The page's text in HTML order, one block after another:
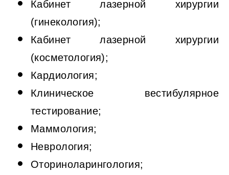
Кабинет лазерной хирургии
(гинекология);
Кабинет лазерной хирургии
(косметология);
Кардиология;
Клиническое вестибулярное
тестирование;
Маммология;
Неврология;
Оториноларингология;